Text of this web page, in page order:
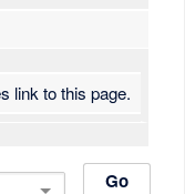
link to this page.